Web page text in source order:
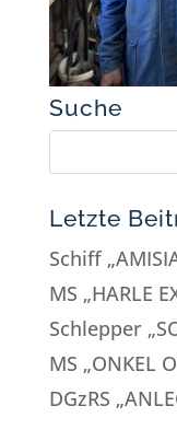
Suche
Letzte
Schiff
MS „HARLE
Schlepper
MS „ONKEL
DGzRS